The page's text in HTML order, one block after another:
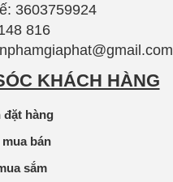
3603759924
816
KHÁCH HÀNG
hàng
bán
sắm